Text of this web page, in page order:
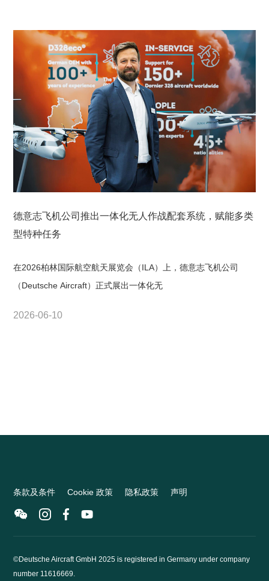
德意志飞机公司推出一体化无人作战配套系统，赋能多类
型特种任务
在2026柏林国际航空航天展览会（ILA）上，德意志飞机公司
（Deutsche Aircraft）正式展出一体化无
2026-06-10
条款及条件 Cookie 政策 隐私政策 声明
©Deutsche Aircraft GmbH 2025 is registered in Germany under company
number 11616669.